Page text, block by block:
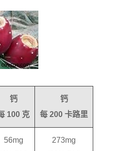
钙
100 克
钙
每 200 卡路里
56mg
273mg